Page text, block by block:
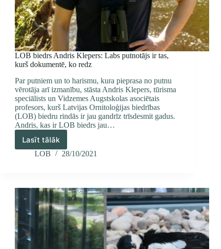
LOB biedrs Andris Klepers: Labs putnotājs ir tas,
kurš dokumentē, ko redz
Par putniem un to harismu, kura pieprasa no putnu
vērotāja arī izmanību, stāsta Andris Klepers, tūrisma
speciālists un Vidzemes Augstskolas asociētais
profesors, kurš Latvijas Ornitoloģijas biedrības
(LOB) biedru rindās ir jau gandrīz trīsdesmit gadus.
Andris, kas ir LOB biedrs jau…
Lasīt tālāk
LOB
biedrs
putnotājs
ir
tas,
kurš
dokumentē,
LOB 28/10/2021